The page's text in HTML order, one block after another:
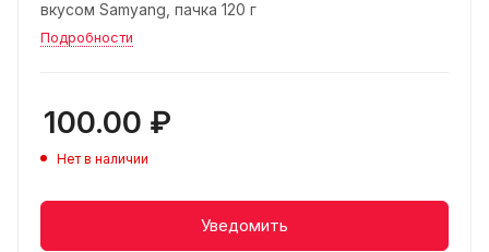
вкусом Samyang, пачка 120 г
Подробности
100.00 ₽
Нет в наличии
Уведомить